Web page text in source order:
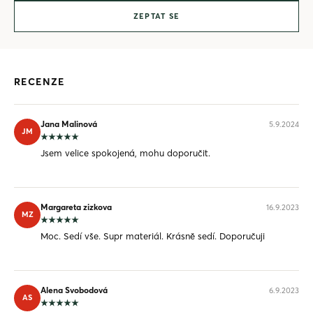
ZEPTAT SE
RECENZE
JM
Jana Malinová 5.9.2024
Jsem velice spokojená, mohu doporučit.
MZ
Margareta zizkova 16.9.2023
Moc. Sedí vše. Supr materiál. Krásně sedí. Doporučuji
AS
Alena Svobodová 6.9.2023